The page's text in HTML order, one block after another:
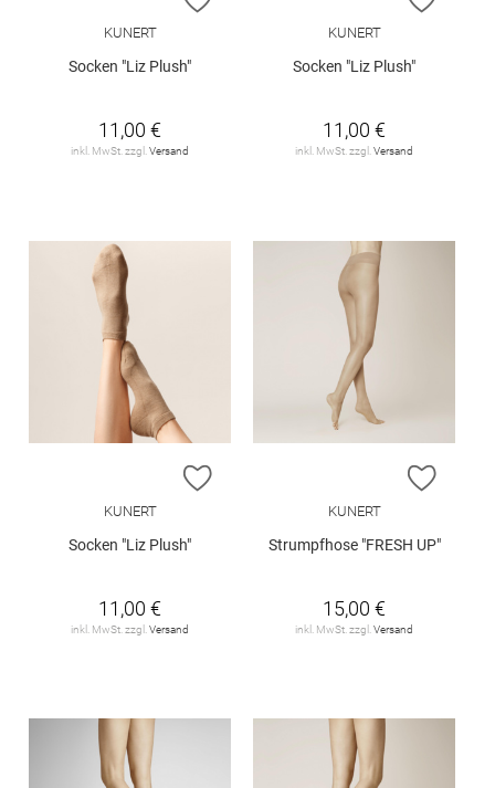
KUNERT
Socken "Liz Plush"
11,00 €
inkl. MwSt. zzgl. Versand
KUNERT
Socken "Liz Plush"
11,00 €
inkl. MwSt. zzgl. Versand
ZUR WUNSCHLISTE HINZUFÜGEN
KUNERT
Socken "Liz Plush"
11,00 €
inkl. MwSt. zzgl. Versand
ZUR
KUNERT
Strumpfhose "FRESH UP"
15,00 €
inkl. MwSt. zzgl. Versand